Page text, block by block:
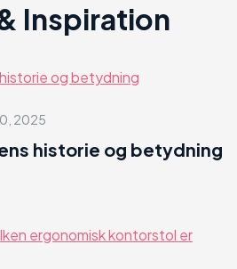
Inspiration
2025
historie og betydning